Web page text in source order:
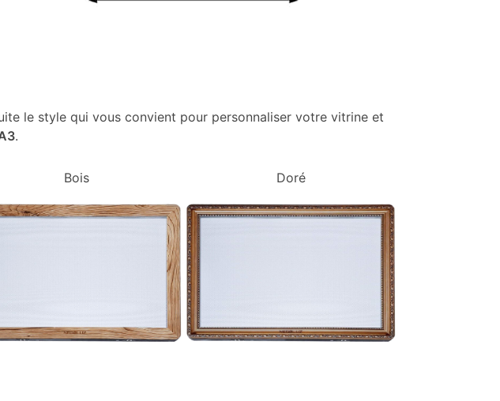
le style qui vous convient pour personnaliser votre vitrine et
.
Bois Doré